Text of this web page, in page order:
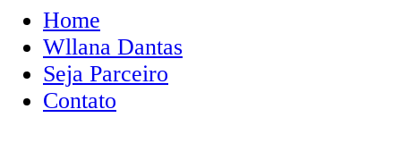
Home
Wllana Dantas
Seja Parceiro
Contato